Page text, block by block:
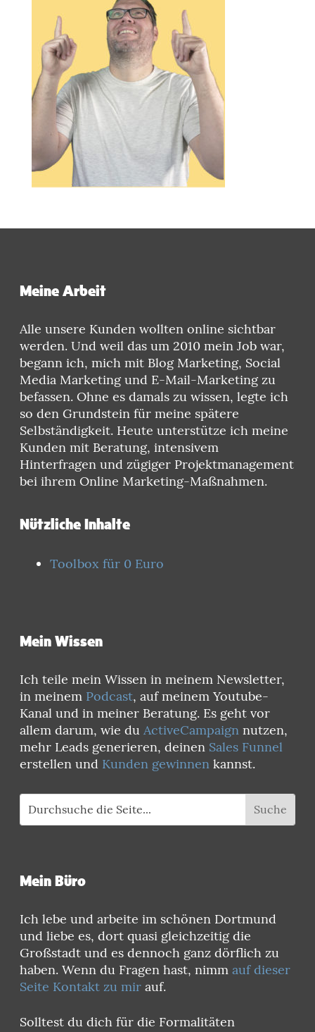
Meine Arbeit
Alle unsere Kunden wollten online sichtbar
werden. Und weil das um 2010 mein Job war,
begann ich, mich mit Blog Marketing, Social
Media Marketing und E-Mail-Marketing zu
befassen. Ohne es damals zu wissen, legte ich
so den Grundstein für meine spätere
Selbständigkeit. Heute unterstütze ich meine
Kunden mit Beratung, intensivem
Hinterfragen und zügiger Projektmanagement
bei ihrem Online Marketing-Maßnahmen.
Nützliche Inhalte
Toolbox für 0 Euro
Mein Wissen
Ich teile mein Wissen in meinem Newsletter,
in meinem Podcast, auf meinem Youtube-
Kanal und in meiner Beratung. Es geht vor
allem darum, wie du ActiveCampaign nutzen,
mehr Leads generieren, deinen Sales Funnel
erstellen und Kunden gewinnen kannst.
Mein Büro
Ich lebe und arbeite im schönen Dortmund
und liebe es, dort quasi gleichzeitig die
Großstadt und es dennoch ganz dörflich zu
haben. Wenn du Fragen hast, nimm auf dieser
Seite Kontakt zu mir auf.
Solltest du dich für die Formalitäten